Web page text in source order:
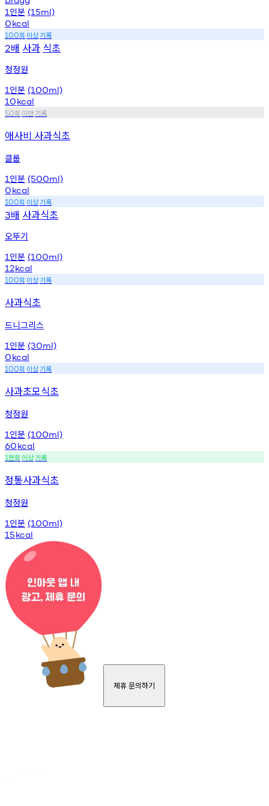
1 인분 (15ml)
0kcal
100회 이상기록
2배 사과 식초
청정원
1 인분 (100ml)
10kcal
50회 미만기록
애사비 사과식초
클룹
1 인분 (500ml)
0kcal
100회 이상기록
3배 사과식초
오뚜기
1 인분 (100ml)
12kcal
100회 이상기록
사과식초
드니그리스
1 인분 (30ml)
0kcal
100회 이상기록
사과초모식초
청정원
1 인분 (100ml)
60kcal
1천회 이상기록
정통사과식초
청정원
1 인분 (100ml)
15kcal
제휴 문의하기